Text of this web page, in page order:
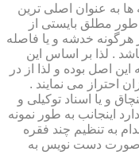
ها به عنوان اصلی ترین
مطلق بایستی از
هرگونه خدشه و یا فاصله
. لذا بر اساس این
اصل بوده و لذا از در
احتراز می نمایند .
و یا اسناد توکیلی و
اینجانب به طور نمونه
به تنظیم چند فقره
صورت دست نویس به